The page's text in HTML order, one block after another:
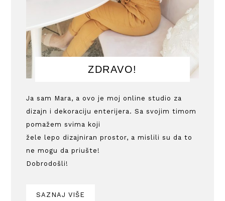
ZDRAVO!
Ja sam Mara, a ovo je moj online studio za
dizajn i dekoraciju enterijera. Sa svojim timom
pomažem svima koji
žele lepo dizajniran prostor, a mislili su da to
ne mogu da priušte!
Dobrodošli!
SAZNAJ VIŠE